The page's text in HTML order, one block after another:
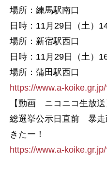
場所：練馬駅南口
日時：11月29日（土）
場所：新宿駅西口
日時：11月29日（土）
場所：蒲田駅西口
https://www.a-
【動画 ニコニコ生放送
総選挙公示日直前 暴走
きたー！
https://www.a-